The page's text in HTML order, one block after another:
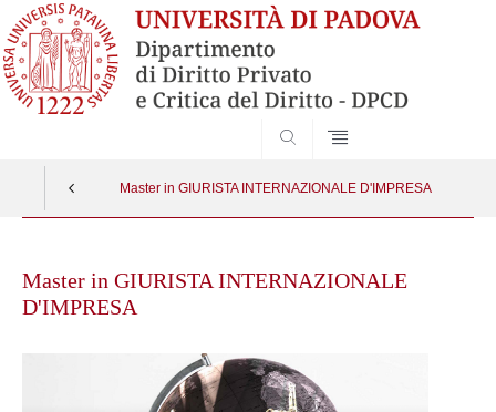
Master in GIURISTA INTERNAZIONALE D'IMPRESA
contentMaster in GIURISTA INTERNAZIONALE
D'IMPRESA